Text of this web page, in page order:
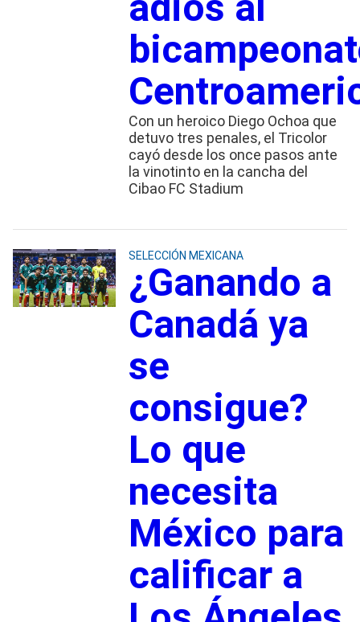
Con un heroico Diego Ochoa que
detuvo tres penales, el Tricolor
cayó desde los once pasos ante
la vinotinto en la cancha del
Cibao FC Stadium
SELECCIÓN MEXICANA
¿Ganando a
Canadá ya
se
consigue?
Lo que
necesita
México para
calificar a